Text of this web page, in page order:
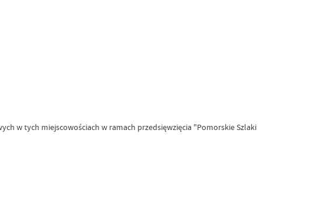
w tych miejscowościach w ramach przedsięwzięcia "Pomorskie Szlaki